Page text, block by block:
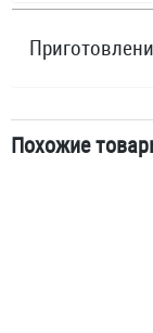
Похожие